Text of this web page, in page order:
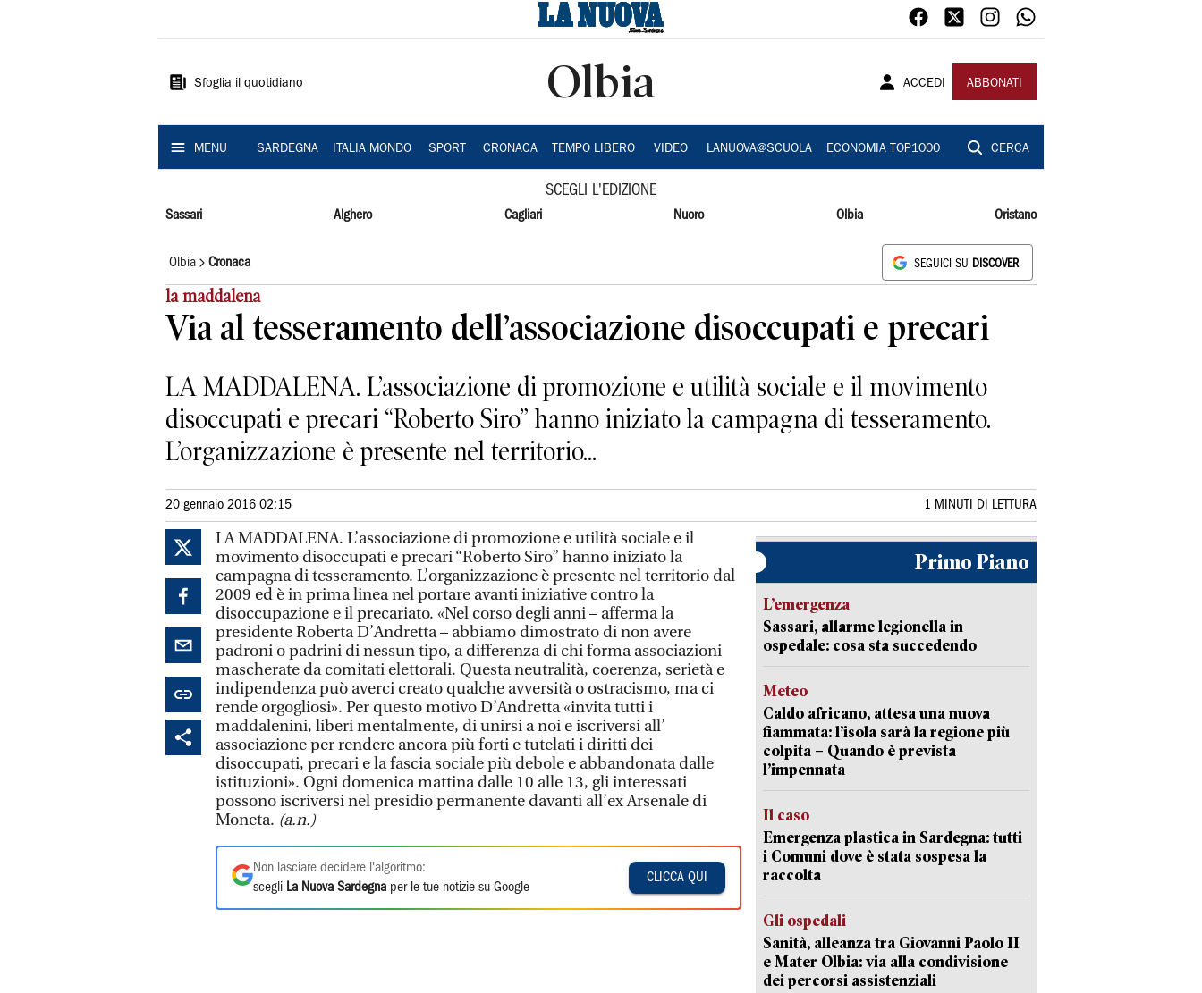
Sardegna
Sfoglia il quotidiano Olbia ACCEDI ABBONATI
MENU SARDEGNA ITALIA MONDO SPORT CRONACA TEMPO LIBERO VIDEO LANUOVA@SCUOLA ECONOMIA TOP1000 CERCA
SCEGLI L'EDIZIONE
Sassari Alghero Cagliari Nuoro Olbia Oristano
Olbia Cronaca SEGUICI SU DISCOVER
la maddalena
Via al tesseramento dell’associazione disoccupati e precari
LA MADDALENA. L’associazione di promozione e utilità sociale e il movimento
disoccupati e precari “Roberto Siro” hanno iniziato la campagna di tesseramento.
L’organizzazione è presente nel territorio...
20 gennaio 2016 02:15 1 MINUTI DI LETTURA
LA MADDALENA. L’associazione di promozione e utilità sociale e il
movimento disoccupati e precari “Roberto Siro” hanno iniziato la
campagna di tesseramento. L’organizzazione è presente nel territorio dal
2009 ed è in prima linea nel portare avanti iniziative contro la
disoccupazione e il precariato. «Nel corso degli anni – afferma la
presidente Roberta D’Andretta – abbiamo dimostrato di non avere
padroni o padrini di nessun tipo, a differenza di chi forma associazioni
mascherate da comitati elettorali. Questa neutralità, coerenza, serietà e
indipendenza può averci creato qualche avversità o ostracismo, ma ci
rende orgogliosi». Per questo motivo D’Andretta «invita tutti i
maddalenini, liberi mentalmente, di unirsi a noi e iscriversi all’
associazione per rendere ancora più forti e tutelati i diritti dei
disoccupati, precari e la fascia sociale più debole e abbandonata dalle
istituzioni». Ogni domenica mattina dalle 10 alle 13, gli interessati
possono iscriversi nel presidio permanente davanti all’ex Arsenale di
Moneta. (a.n.)
Non lasciare decidere l'algoritmo:
scegli La Nuova Sardegna per le tue notizie su Google
CLICCA QUI
Primo Piano
L’emergenza
Sassari, allarme legionella in
ospedale: cosa sta succedendo
Meteo
Caldo africano, attesa una nuova
fiammata: l’isola sarà la regione più
colpita – Quando è prevista
l’impennata
Il caso
Emergenza plastica in Sardegna: tutti
i Comuni dove è stata sospesa la
raccolta
Gli ospedali
Sanità, alleanza tra Giovanni Paolo II
e Mater Olbia: via alla condivisione
dei percorsi assistenziali